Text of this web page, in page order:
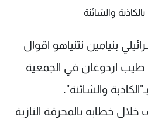
بنيامين نتنياهو اقوال
طيب اردوغان في الجمعية
والشائنة".
خطابه بالمحرقة النازية
ناس
فن
رياضة